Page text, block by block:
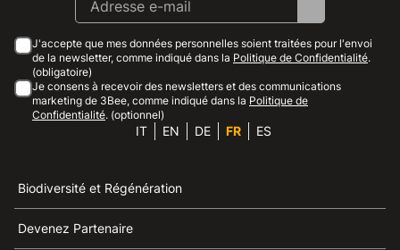
J'accepte que mes données personnelles soient traitées pour l'envoi
de la newsletter, comme indiqué dans la Politique de Confidentialité.
(obligatoire)
Je consens à recevoir des newsletters et des communications
marketing de 3Bee, comme indiqué dans la Politique de
Confidentialité. (optionnel)
IT EN DE FR ES
Biodiversité et Régénération
Devenez Partenaire